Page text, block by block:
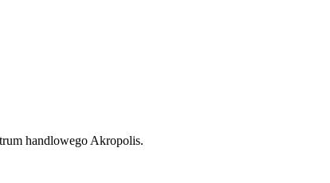
handlowego Akropolis.